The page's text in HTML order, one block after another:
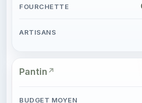
Pantin